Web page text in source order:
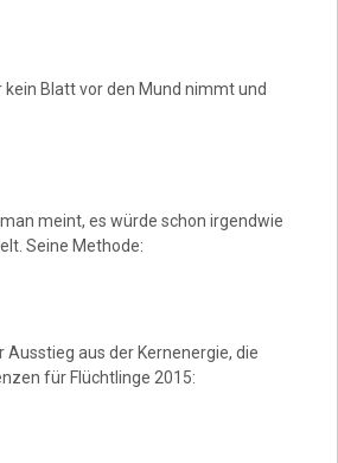
Blatt vor den Mund nimmt und
meint, es würde schon irgendwie
Seine Methode:
aus der Kernenergie, die
für Flüchtlinge 2015: